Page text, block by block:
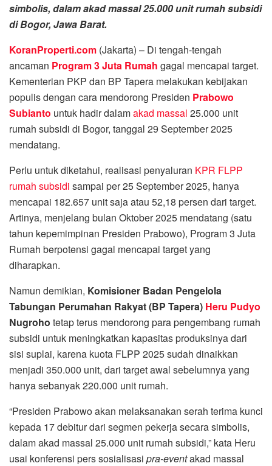
simbolis, dalam akad massal 25.000 unit rumah subsidi
di Bogor, Jawa Barat.
KoranProperti.com (Jakarta) – Di tengah-tengah
ancaman Program 3 Juta Rumah gagal mencapai target.
Kementerian PKP dan BP Tapera melakukan kebijakan
populis dengan cara mendorong Presiden Prabowo
Subianto untuk hadir dalamakad massal 25.000 unit
rumah subsidi di Bogor, tanggal 29 September 2025
mendatang.
Perlu untuk diketahui, realisasi penyaluran KPR FLPP
rumah subsidi sampai per 25 September 2025, hanya
mencapai 182.657 unit saja atau 52,18 persen dari target.
Artinya, menjelang bulan Oktober 2025 mendatang (satu
tahun kepemimpinan Presiden Prabowo), Program 3 Juta
Rumah berpotensi gagal mencapai target yang
diharapkan.
Namun demikian, Komisioner Badan Pengelola
Tabungan Perumahan Rakyat (BP Tapera) Heru Pudyo
Nugroho tetap terus mendorong para pengembang rumah
subsidi untuk meningkatkan kapasitas produksinya dari
sisi suplai, karena kuota FLPP 2025 sudah dinaikkan
menjadi 350.000 unit, dari target awal sebelumnya yang
hanya sebanyak 220.000 unit rumah.
“Presiden Prabowo akan melaksanakan serah terima kunci
kepada 17 debitur dari segmen pekerja secara simbolis,
dalam akad massal 25.000 unit rumah subsidi,” kata Heru
usai konferensi pers sosialisasi pra-eventakad massal